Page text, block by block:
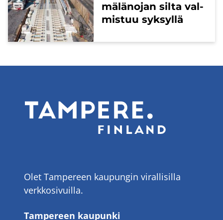
mä­lä­no­jan silta val­
mis­tuu syk­syl­lä
Olet Tampereen kaupungin virallisilla
verkkosivuilla.
Tampereen kaupunki